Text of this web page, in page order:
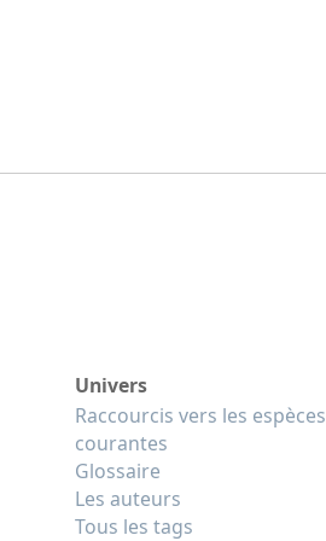
Univers
Raccourcis vers les espèces
courantes
Glossaire
Les auteurs
Tous les tags